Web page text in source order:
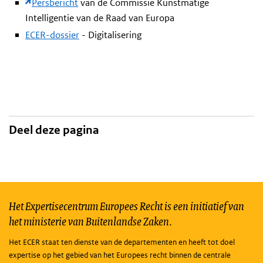
Persberichtvan de Commissie Kunstmatige
Intelligentie van de Raad van Europa
ECER-dossier - Digitalisering
Deel deze pagina
Het Expertisecentrum Europees Recht is een initiatief van
het ministerie van Buitenlandse Zaken.
Het ECER staat ten dienste van de departementen en heeft tot doel
expertise op het gebied van het Europees recht binnen de centrale